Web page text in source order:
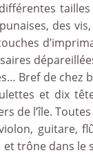
des
Bref de chez
et dix
de l’île.
guitare,
trône dans le